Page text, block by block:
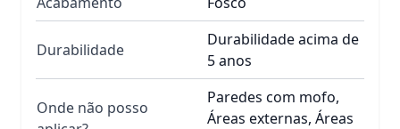
Durabilidade
Durabilidade acima de
5 anos
Onde não posso
Paredes com mofo,
Áreas externas, Áreas